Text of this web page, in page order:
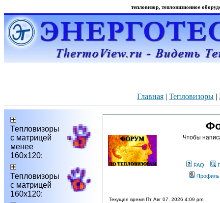
тепловизор, тепловизионное
Главная | Тепловизоры |
Тепловизоры
с матрицей
менее
160х120:
Тепловизоры
с матрицей
160х120:
Чтобы
FAQ
Профиль
Текущее время Пт Авг 07, 2026 4:09 pm